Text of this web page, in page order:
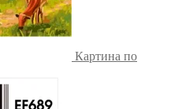
Картина по